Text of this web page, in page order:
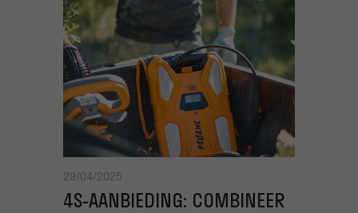
29/04/2025
4S-AANBIEDING: COMBINEER